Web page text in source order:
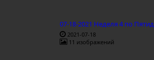
07-18-2021 Неделя 4 по
2021-07-18
11 изображений